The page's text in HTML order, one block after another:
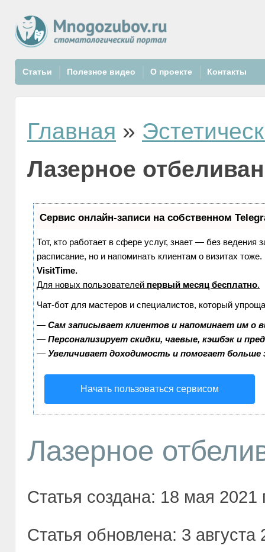
Статьи Полезное видео О проекте Контакты
Главная »
Лазерное
Сервис онлайн-записи на собственном
Тот, кто работает в сфере услуг, знает — без ведения
расписание, но и напоминать клиентам о визитах
VisitTime.
Для новых пользователей первый месяц бесплатно.
Чат-бот для мастеров и специалистов, который
— Сам записывает клиентов и напоминает им о
— Персонализирует скидки, чаевые, кэшбэк и
— Увеличивает доходимость и помогает
Начать пользоваться сервисом
Лазерное
Статья создана: 18 мая 2021
Статья обновлена: 3 августа